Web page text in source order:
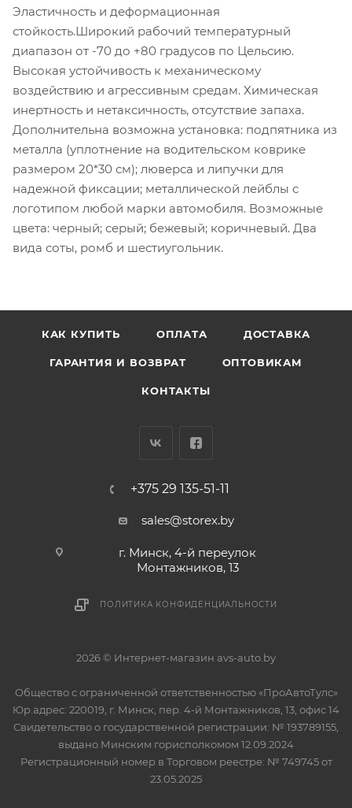
Эластичность и деформационная
стойкость.Широкий рабочий температурный
диапазон от -70 до +80 градусов по Цельсию.
Высокая устойчивость к механическому
воздействию и агрессивным средам. Химическая
инертность и нетаксичность, отсутствие запаха.
Дополнительна возможна установка: подпятника из
металла (уплотнение на водительском коврике
размером 20*30 см); люверса и липучки для
надежной фиксации; металлической лейблы с
логотипом любой марки автомобиля. Возможные
цвета: черный; серый; бежевый; коричневый. Два
вида соты, ромб и шестиугольник.
КАК КУПИТЬ ОПЛАТА ДОСТАВКА
ГАРАНТИЯ И ВОЗВРАТ ОПТОВИКАМ
КОНТАКТЫ
+375 29 135-51-11
sales@storex.by
г. Минск, 4-й переулок
Монтажников, 13
ПОЛИТИКА КОНФИДЕНЦИАЛЬНОСТИ
2026 © Интернет-магазин avs-auto.by
Общество с ограниченной ответственностью «ПроАвтоТулс»
Юр.адрес: 220019, г. Минск, пер. 4-й Монтажников, 13, офис 14
Свидетельство о государственной регистрации: № 193789155,
выдано Минским горисполкомом 12.09.2024
Регистрационный номер в Торговом реестре: № 749745 от
23.05.2025